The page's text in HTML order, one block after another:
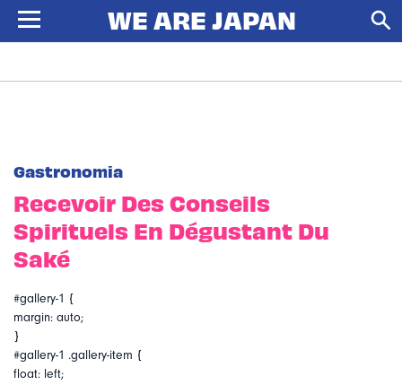
Gastronomia
Recevoir Des Conseils
Spirituels En Dégustant Du
Saké
#gallery-1 {
margin: auto;
}
#gallery-1 .gallery-item {
float: left;